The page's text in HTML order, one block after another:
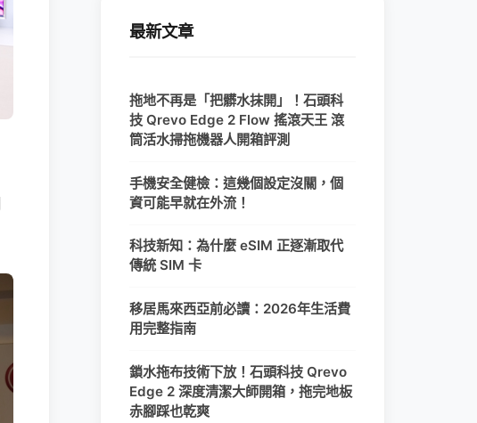
最新文章
拖地不再是「把髒水抹開」！石頭科
技 Qrevo Edge 2 Flow 搖滾天王 滾
筒活水掃拖機器人開箱評測
手機安全健檢：這幾個設定沒關，個
資可能早就在外流！
科技新知：為什麼 eSIM 正逐漸取代
傳統 SIM 卡
移居馬來西亞前必讀：2026年生活費
用完整指南
鎖水拖布技術下放！石頭科技 Qrevo
Edge 2 深度清潔大師開箱，拖完地板
赤腳踩也乾爽